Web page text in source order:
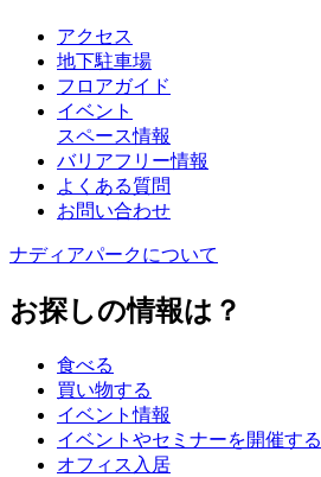
アクセス
地下駐車場
フロアガイド
イベント
スペース情報
バリアフリー情報
よくある質問
お問い合わせ
ナディアパークについて
お探しの情報は？
食べる
買い物する
イベント情報
イベントやセミナーを開催する
オフィス入居